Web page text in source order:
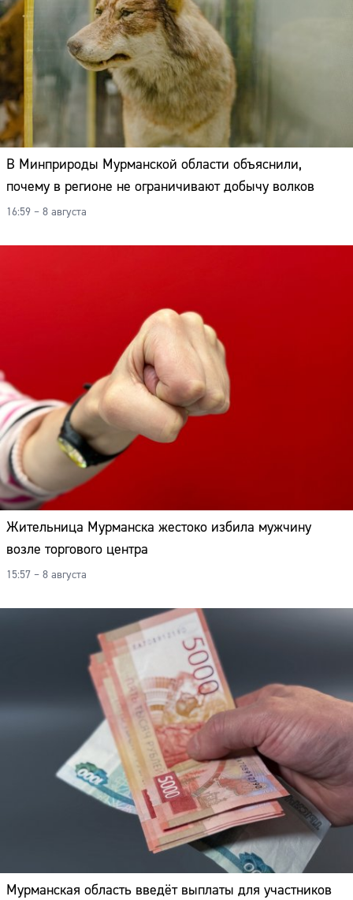
В Минприроды Мурманской области объяснили,
почему в регионе не ограничивают добычу волков
16:59 – 8 августа
Жительница Мурманска жестоко избила мужчину
возле торгового центра
15:57 – 8 августа
Мурманская область введёт выплаты для участников